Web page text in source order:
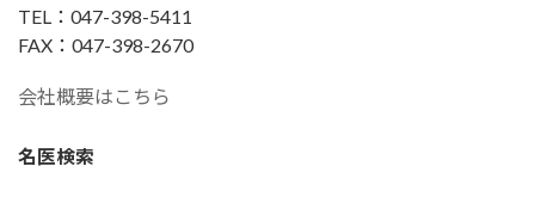
TEL：047-398-5411
FAX：047-398-2670
会社概要はこちら
名医検索